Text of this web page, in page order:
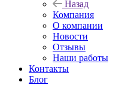
Назад
Компания
О компании
Новости
Отзывы
Наши работы
Контакты
Блог